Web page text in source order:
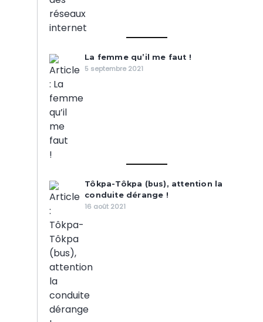
La femme qu’il me faut !
5 septembre 2021
Tôkpa-Tôkpa (bus), attention la
conduite dérange !
16 août 2021